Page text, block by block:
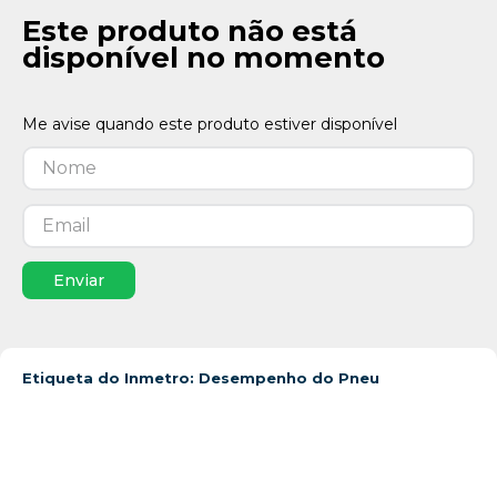
Este produto não está
disponível no momento
Enviar
Etiqueta do Inmetro: Desempenho do Pneu